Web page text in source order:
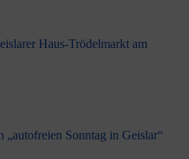
Haus-Trödelmarkt am
Sonntag in Geislar“